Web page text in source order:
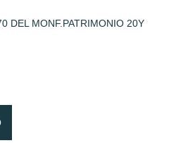
DEL MONF.PATRIMONIO 20Y